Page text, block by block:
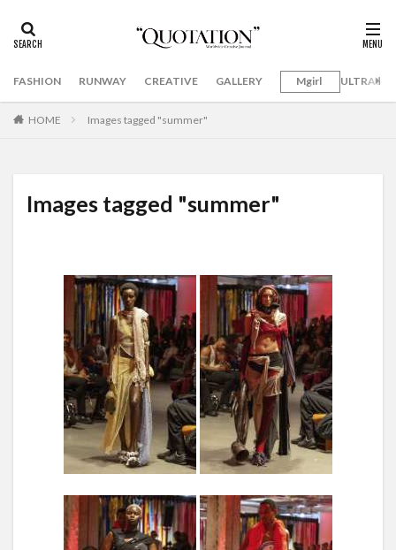
FASHION RUNWAY CREATIVE GALLERY Mgirl
HOME Images tagged "summer"
Images tagged "summer"